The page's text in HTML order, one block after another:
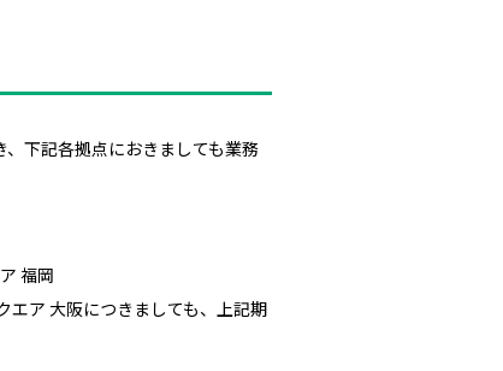
下記各拠点におきましても業務
福岡
エア 大阪につきましても、上記期